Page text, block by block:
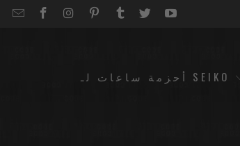
EMAILSTRAPCODE
STRAPCODE
STRAPCODE
STRAPCODE
STRAPCODE
TWITTER
STRAPCODE
YOUTUBE
أحزمة ساعات لـ SEIKO